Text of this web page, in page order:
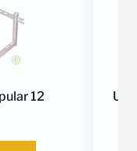
12